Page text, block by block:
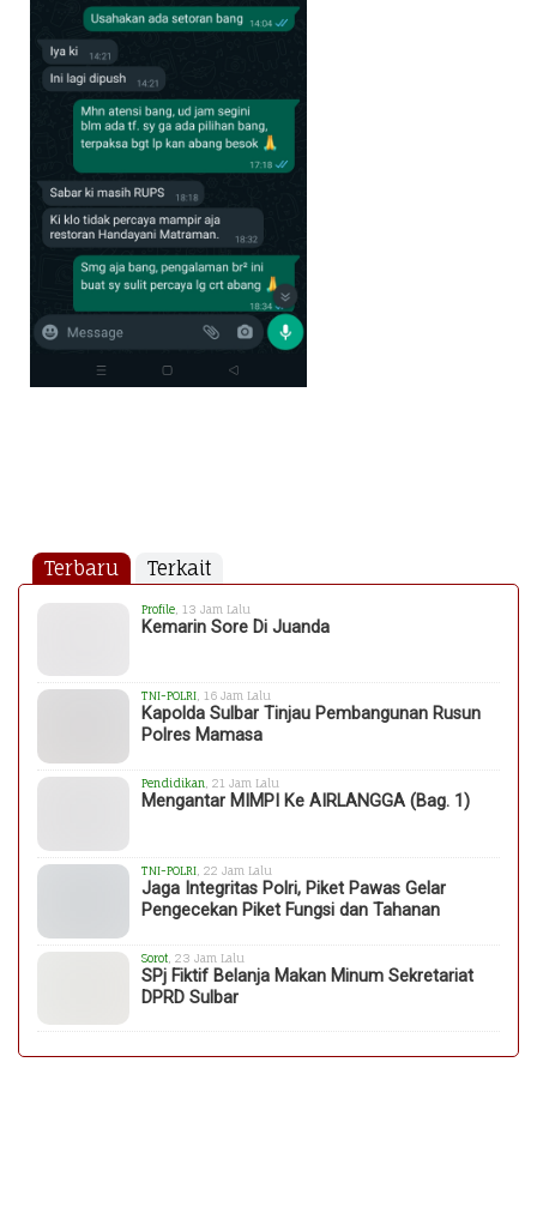
Terbaru Terkait
Profile , 13 Jam Lalu
Kemarin Sore Di Juanda
TNI-POLRI, 16 Jam Lalu
Kapolda Sulbar Tinjau Pembangunan Rusun
Polres Mamasa
Pendidikan , 21 Jam Lalu
Mengantar MIMPI Ke AIRLANGGA (Bag. 1)
TNI-POLRI , 22 Jam Lalu
Jaga Integritas Polri, Piket Pawas Gelar
Pengecekan Piket Fungsi dan Tahanan
Sorot , 23 Jam Lalu
SPj Fiktif Belanja Makan Minum Sekretariat
DPRD Sulbar